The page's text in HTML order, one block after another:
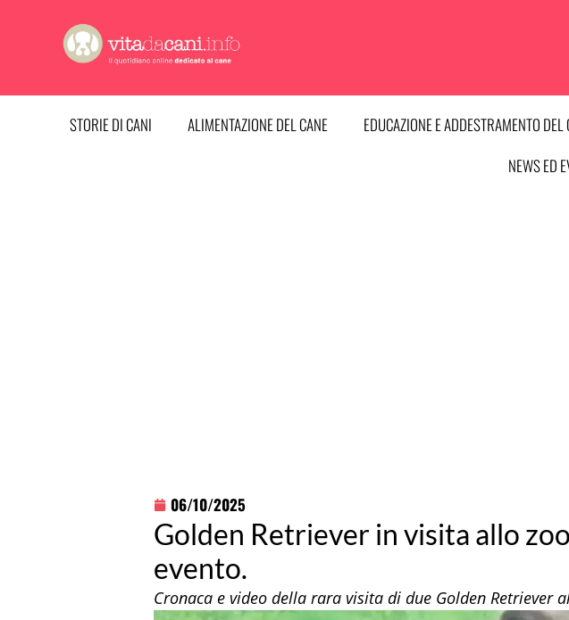
contenuto
STORIE DI CANI ALIMENTAZIONE DEL CANE EDUCAZIONE E ADDESTRAMENTO DEL
NEWS ED
06/10/2025
Golden Retriever in visita allo
evento.
Cronaca e video della rara visita di due Golden Retriever